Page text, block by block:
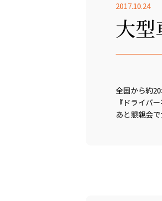
2017.10.24
大型
全国から約
『ドライバ
あと懇親会